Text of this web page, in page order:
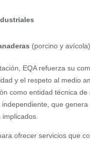
(porcino y avícola)
EQA refuerza su
y el respeto al medio
como entidad técnica de
que genera
ofrecer servicios que